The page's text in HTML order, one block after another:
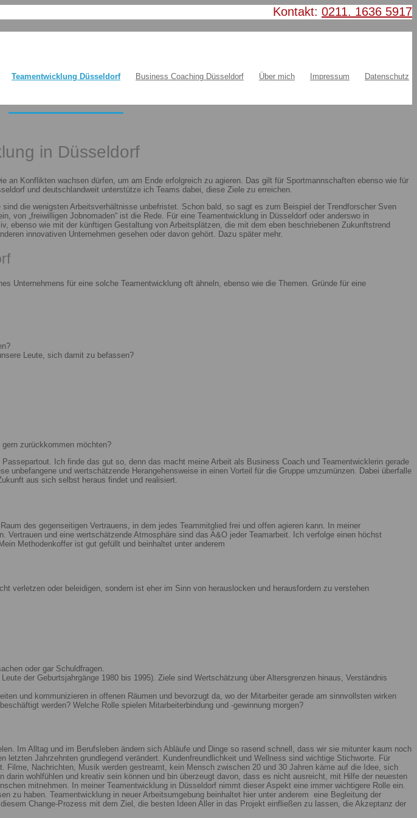
Kontakt: 0211. 1636 5917
Teamentwicklung Düsseldorf Business Coaching Düsseldorf Über mich Impressum Datenschutz
in Düsseldorf
Konflikten wachsen dürfen, um am Ende erfolgreich zu agieren. Das gilt für Sportmannschaften ebenso wie für
und deutschlandweit unterstütze ich Teams dabei, diese Ziele zu erreichen.
die wenigsten Arbeitsverhältnisse unbefristet. Schon bald, so sagt es zum Beispiel der Trendforscher Sven
von „freiwilligen Jobnomaden“ ist die Rede. Für eine Teamentwicklung in Düsseldorf oder anderswo in
ebenso wie mit der künftigen Gestaltung von Arbeitsplätzen, die mit dem eben beschriebenen Zukunftstrend
innovativen Unternehmen gesehen oder davon gehört. Dazu später mehr.
Unternehmens für eine solche Teamentwicklung oft ähneln, ebenso wie die Themen. Gründe für eine
Leute, sich damit zu befassen?
zurückkommen möchten?
Ich finde das gut so, denn das macht meine Arbeit als Business Coach und Teamentwicklerin gerade
und wertschätzende Herangehensweise in einen Vorteil für die Gruppe umzumünzen. Dabei überfalle
aus sich selbst heraus findet und realisiert.
des gegenseitigen Vertrauens, in dem jedes Teammitglied frei und offen agieren kann. In meiner
und eine wertschätzende Atmosphäre sind das A&O jeder Teamarbeit. Ich verfolge einen höchst
Methodenkoffer ist gut gefüllt und beinhaltet unter anderem
verletzen oder beleidigen, sondern ist eher im Sinn von herauslocken und herausfordern zu verstehen
oder gar Schuldfragen.
der Geburtsjahrgänge 1980 bis 1995). Ziele sind Wertschätzung über Altersgrenzen hinaus, Verständnis
und kommunizieren in offenen Räumen und bevorzugt da, wo der Mitarbeiter gerade am sinnvollsten wirken
werden? Welche Rolle spielen Mitarbeiterbindung und -gewinnung morgen?
Im Alltag und im Berufsleben ändern sich Abläufe und Dinge so rasend schnell, dass wir sie mitunter kaum noch
Jahrzehnten grundlegend verändert. Kundenfreundlichkeit und Wellness sind wichtige Stichworte. Für
Filme, Nachrichten, Musik werden gestreamt, kein Mensch zwischen 20 und 30 Jahren käme auf die Idee, sich
wohlfühlen und kreativ sein können und bin überzeugt davon, dass es nicht ausreicht, mit Hilfe der neuesten
mitnehmen. In meiner Teamentwicklung in Düsseldorf nimmt dieser Aspekt eine immer wichtigere Rolle ein.
zu haben. Teamentwicklung in neuer Arbeitsumgebung beinhaltet hier unter anderem eine Begleitung der
Change-Prozess mit dem Ziel, die besten Ideen Aller in das Projekt einfließen zu lassen, die Akzeptanz der